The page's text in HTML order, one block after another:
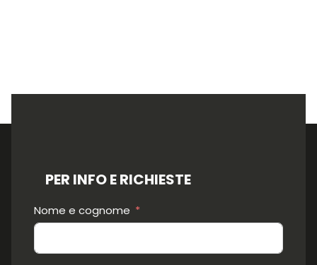
PER INFO E RICHIESTE
Nome e cognome